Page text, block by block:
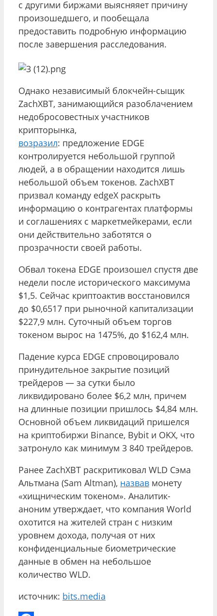
с другими биржами выясняяет причину
произошедшего, и пообещала
предоставить подробную информацию
после завершения расследования.
Однако независимый блокчейн-сыщик
ZachXBT, занимающийся разоблачением
недобросовестных участников
крипторынка,
возразил: предложение EDGE
контролируется небольшой группой
людей, а в обращении находится лишь
небольшой объем токенов. ZachXBT
призвал команду edgeX раскрыть
информацию о контрагентах платформы
и соглашениях с маркетмейкерами, если
они действительно заботятся о
прозрачности своей работы.
Обвал токена EDGE произошел спустя две
недели после исторического максимума
$1,5. Сейчас криптоактив восстановился
до $0,6517 при рыночной капитализации
$227,9 млн. Суточный объем торгов
токеном вырос на 1475%, до $162,4 млн.
Падение курса EDGE спровоцировало
принудительное закрытие позиций
трейдеров — за сутки было
ликвидировано более $6,2 млн, причем
на длинные позиции пришлось $4,84 млн.
Основной объем ликвидаций пришелся
на криптобиржи Binance, Bybit и OKX, что
затронуло как минимум 3 840 трейдеров.
Ранее ZachXBT раскритиковал WLD Сэма
Альтмана (Sam Altman), назвав монету
«хищническим токеном». Аналитик-
аноним утверждает, что компания World
охотится на жителей стран с низким
уровнем дохода, получая от них
конфиденциальные биометрические
данные в обмен на небольшое
количество WLD.
источник: bits.media